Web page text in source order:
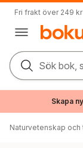
Fri frakt över 249 kr
Sök bok,
Skapa
Naturvetenskap och